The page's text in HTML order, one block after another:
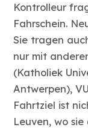
Kontrolleur
Fahrschein.
Sie tragen
nur mit
(Katholiek
Antwerpen),
Fahrtziel ist
Leuven, wo